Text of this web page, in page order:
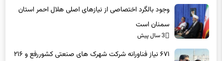
وجود بالگرد اختصاصی از نیازهای اصلی هلال احمر استان
سمنان است
3 سال پیش
۶۷۱ نیاز فناورانه شرکت شهرک های صنعتی کشوررفع و ۲۱۶